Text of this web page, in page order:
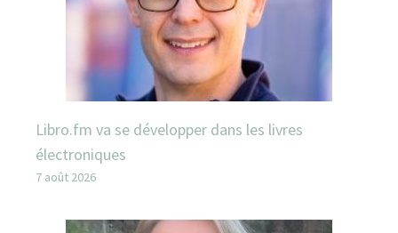
Libro.fm va se développer dans les livres
électroniques
7 août 2026